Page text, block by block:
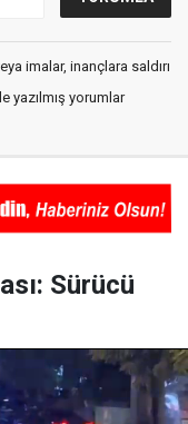
imalar, inançlara saldırı
yazılmış yorumlar
Sürücü